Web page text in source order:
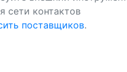
сети контактов
поставщиков.